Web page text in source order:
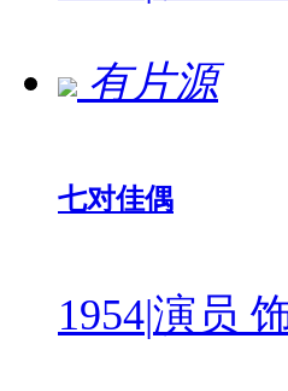
有片源
七对佳偶
1954|演员